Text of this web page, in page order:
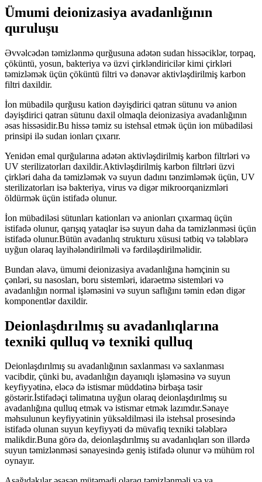
Ümumi deionizasiya avadanlığının
quruluşu
Əvvəlcədən təmizlənmə qurğusuna adətən sudan hissəciklər, torpaq,
çöküntü, yosun, bakteriya və üzvi çirkləndiricilər kimi çirkləri
təmizləmək üçün çöküntü filtri və dənəvər aktivləşdirilmiş karbon
filtri daxildir.
İon mübadilə qurğusu kation dəyişdirici qatran sütunu və anion
dəyişdirici qatran sütunu daxil olmaqla deionizasiya avadanlığının
əsas hissəsidir.Bu hissə təmiz su istehsal etmək üçün ion mübadiləsi
prinsipi ilə sudan ionları çıxarır.
Yenidən emal qurğularına adətən aktivləşdirilmiş karbon filtrləri və
UV sterilizatorları daxildir.Aktivləşdirilmiş karbon filtrləri üzvi
çirkləri daha da təmizləmək və suyun dadını tənzimləmək üçün, UV
sterilizatorları isə bakteriya, virus və digər mikroorqanizmləri
öldürmək üçün istifadə olunur.
İon mübadiləsi sütunları kationları və anionları çıxarmaq üçün
istifadə olunur, qarışıq yataqlar isə suyun daha da təmizlənməsi üçün
istifadə olunur.Bütün avadanlıq strukturu xüsusi tətbiq və tələblərə
uyğun olaraq layihələndirilməli və fərdiləşdirilməlidir.
Bundan əlavə, ümumi deionizasiya avadanlığına həmçinin su
çənləri, su nasosları, boru sistemləri, idarəetmə sistemləri və
avadanlığın normal işləməsini və suyun saflığını təmin edən digər
komponentlər daxildir.
Deionlaşdırılmış su avadanlıqlarına
texniki qulluq və texniki qulluq
Deionlaşdırılmış su avadanlığının saxlanması və saxlanması
vacibdir, çünki bu, avadanlığın dayanıqlı işləməsinə və suyun
keyfiyyətinə, eləcə də istismar müddətinə birbaşa təsir
göstərir.İstifadəçi təlimatına uyğun olaraq deionlaşdırılmış su
avadanlığına qulluq etmək və istismar etmək lazımdır.Sənaye
məhsulunun keyfiyyətinin yüksəldilməsi ilə istehsal prosesində
istifadə olunan suyun keyfiyyəti də müvafiq texniki tələblərə
malikdir.Buna görə də, deionlaşdırılmış su avadanlıqları son illərdə
suyun təmizlənməsi sənayesində geniş istifadə olunur və mühüm rol
oynayır.